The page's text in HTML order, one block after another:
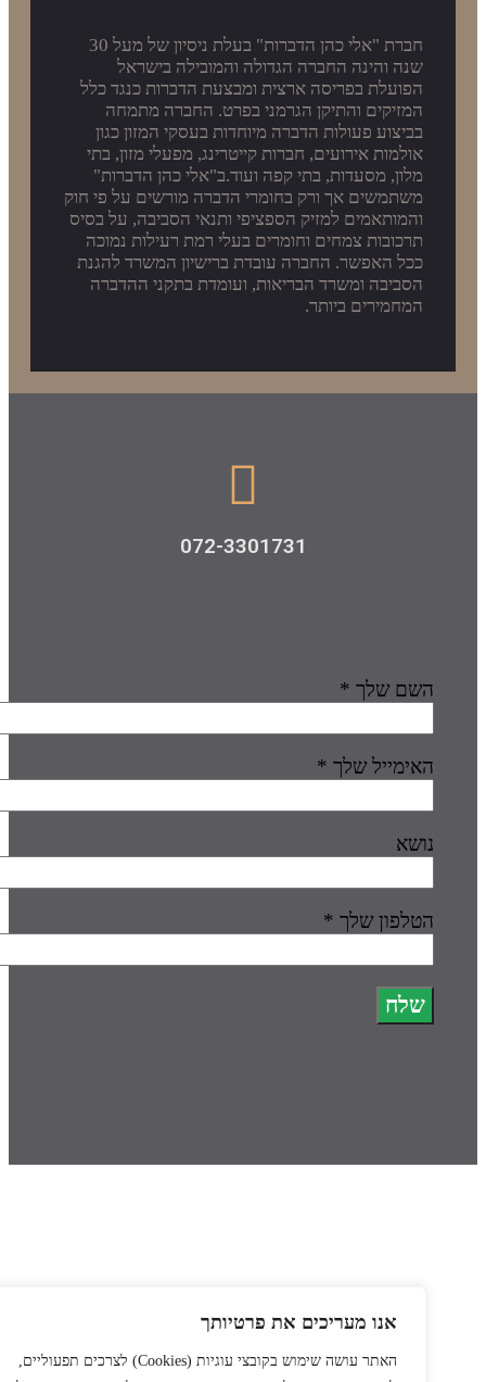
אנו מעריכים את פרטיותך
האתר עושה שימוש בקובצי עוגיות(Cookies)לצרכים תפעוליים,
חברת "אלי כהן הדברות" בעלת ניסיון של מעל 30
שנה והינה החברה הגדולה והמובילה בישראל
הפועלת בפריסה ארצית ומבצעת הדברות כנגד כלל
המזיקים והתיקן הגרמני בפרט. החברה מתמחה
בביצוע פעולות הדברה מיוחדות בעסקי המזון כגון
אולמות אירועים, חברות קייטרינג, מפעלי מזון, בתי
מלון, מסעדות, בתי קפה ועוד.ב"אלי כהן הדברות"
משתמשים אך ורק בחומרי הדברה מורשים על פי חוק
והמותאמים למזיק הספציפי ותנאי הסביבה, על בסיס
תרכובות צמחים וחומרים בעלי רמת רעילות נמוכה
ככל האפשר. החברה עובדת ברישיון המשרד להגנת
הסביבה ומשרד הבריאות, ועומדת בתקני ההדברה
המחמירים ביותר.
072-3301731
שלך *
שלך *
שלך *